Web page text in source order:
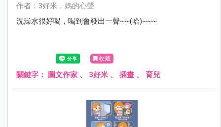
作者：3好米，媽的心聲
洗澡水很好喝，喝到會發出一聲~~(哈)~~~
收藏
關鍵字： 圖文作家 、 3好米 、 插畫 、 育兒